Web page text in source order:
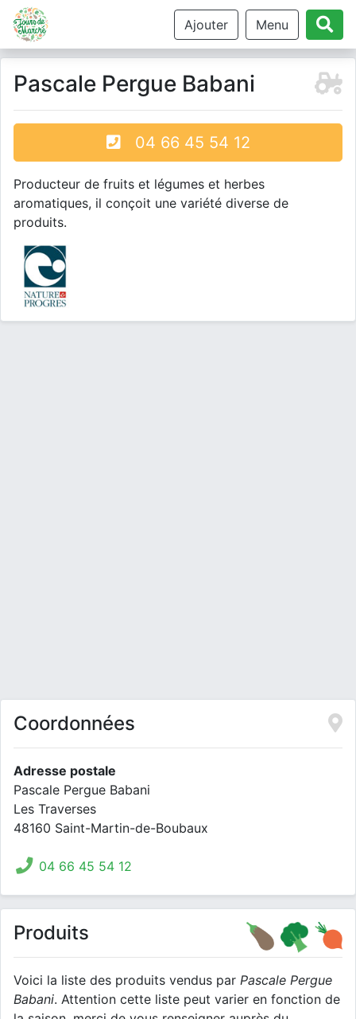
Ajouter Menu
Pascale Pergue Babani
04 66 45 54 12
Producteur de fruits et légumes et herbes
aromatiques, il conçoit une variété diverse de
produits.
Coordonnées
Adresse postale
Pascale Pergue Babani
Les Traverses
48160 Saint-Martin-de-Boubaux
04 66 45 54 12
Produits
Voici la liste des produits vendus par Pascale Pergue
Babani. Attention cette liste peut varier en fonction de